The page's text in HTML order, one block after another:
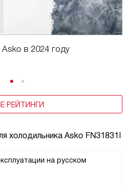
холодильника Asko FN31831I
на русском
в 2024 году
РЕЙТИНГИ